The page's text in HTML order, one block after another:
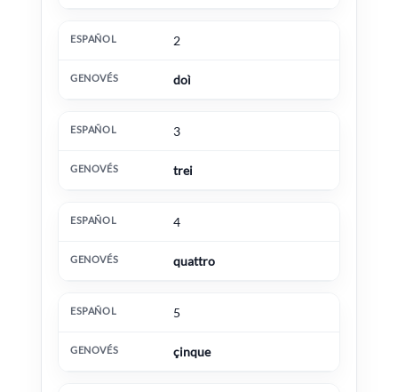
2
doì
3
trei
4
quattro
5
çinque